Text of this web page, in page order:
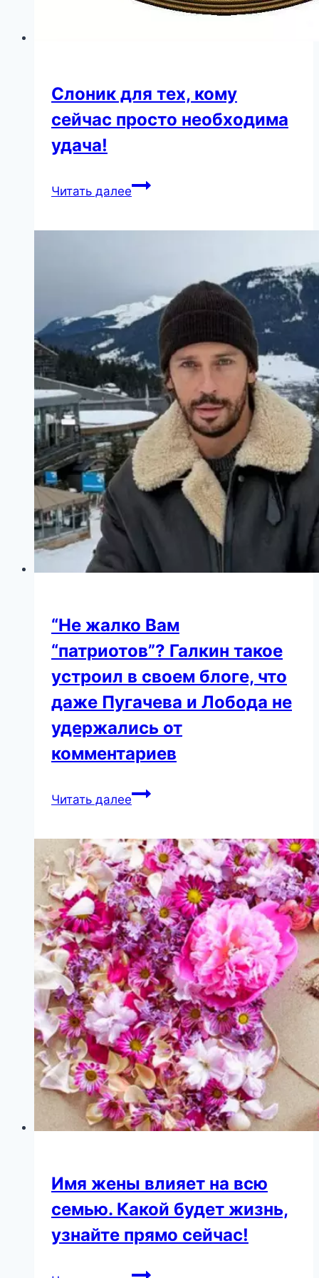
Слоник для тех, кому
сейчас просто необходима
удача!
Читать далееСлоник
необходима
удача!
“Не жалко Вам
“патриотов”? Галкин такое
устроил в своем блоге, что
даже Пугачева и Лобода не
удержались от
комментариев
Читать далее“Не
“патриотов”?
Галкин
такое
устроил
в
своем
блоге,
что
даже
Пугачева
и
Лобода
не
удержались
от
Имя жены влияет на всю
семью. Какой будет жизнь,
узнайте прямо сейчас!
Имя